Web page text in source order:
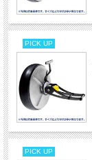
PICK UP
PICK UP